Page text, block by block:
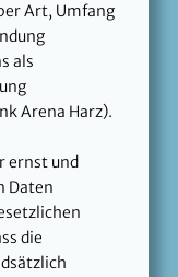
Art, Umfang
als
Arena Harz).
ernst und
Daten
die